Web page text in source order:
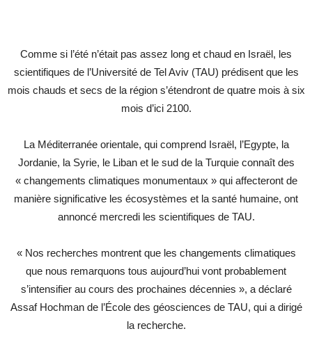
Comme si l’été n’était pas assez long et chaud en Israël, les
scientifiques de l’Université de Tel Aviv (TAU) prédisent que les
mois chauds et secs de la région s’étendront de quatre mois à six
mois d’ici 2100.
La Méditerranée orientale, qui comprend Israël, l’Egypte, la
Jordanie, la Syrie, le Liban et le sud de la Turquie connaît des
« changements climatiques monumentaux » qui affecteront de
manière significative les écosystèmes et la santé humaine, ont
annoncé mercredi les scientifiques de TAU.
« Nos recherches montrent que les changements climatiques
que nous remarquons tous aujourd’hui vont probablement
s’intensifier au cours des prochaines décennies », a déclaré
Assaf Hochman de l’École des géosciences de TAU, qui a dirigé
la recherche.